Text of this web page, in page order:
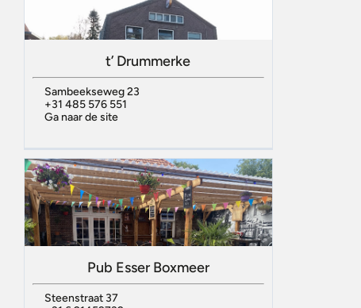
t’ Drummerke
Sambeekseweg 23
+31 485 576 551
Ga naar de site
Pub Esser Boxmeer
Steenstraat 37